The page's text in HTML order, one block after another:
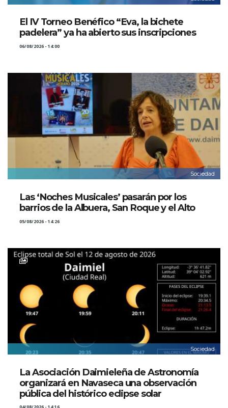
El IV Torneo Benéfico “Eva, la bichete
padelera” ya ha abierto sus inscripciones
06/08/2026 - 14:00
Sociedad
Las ‘Noches Musicales’ pasarán por los
barrios de la Albuera, San Roque y el Alto
05/08/2026 - 14:26
Sociedad
La Asociación Daimieleña de Astronomía
organizará en Navaseca una observación
pública del histórico eclipse solar